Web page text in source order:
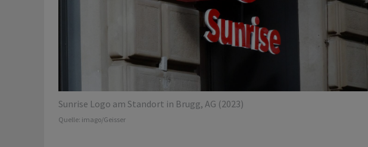
Sunrise Logo am Standort in Brugg, AG (2023)
Quelle: imago/Geisser